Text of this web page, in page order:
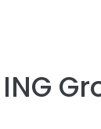
ING